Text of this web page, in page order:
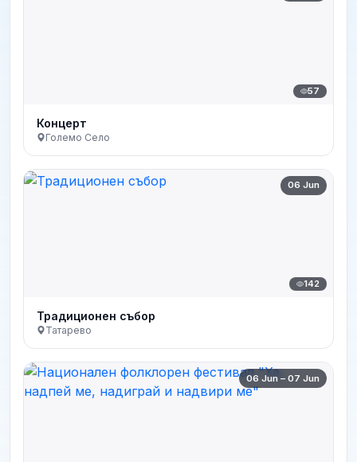
57
Концерт
Големо Село
06 Jun
142
Традиционен събор
Татарево
06 Jun – 07 Jun